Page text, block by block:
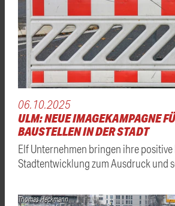
06.10.2025
ULM: NEUE IMAGEKAMPAGNE
BAUSTELLEN IN DER STADT
Elf Unternehmen bringen ihre
Stadtentwicklung zum Ausdruck und
Thomas Heckmann